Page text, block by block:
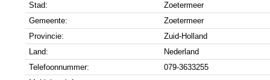
Stad:
Zoetermeer
Gemeente:
Zoetermeer
Provincie:
Zuid-Holland
Land:
Nederland
Telefoonnummer:
079-3633255